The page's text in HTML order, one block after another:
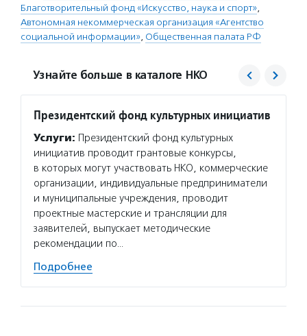
Благотворительный фонд «Искусство, наука и спорт»,
Автономная некоммерческая организация «Агентство
социальной информации», Общественная палата РФ
Узнайте больше в каталоге НКО
Президентский фонд культурных инициатив
Услуги: Президентский фонд культурных
инициатив проводит грантовые конкурсы,
в которых могут участвовать НКО, коммерческие
организации, индивидуальные предприниматели
и муниципальные учреждения, проводит
проектные мастерские и трансляции для
заявителей, выпускает методические
рекомендации по…
Подробнее